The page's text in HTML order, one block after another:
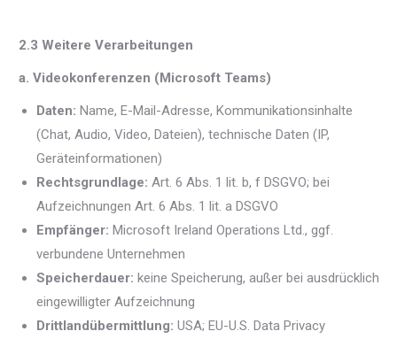
2.3 Weitere Verarbeitungen
a. Videokonferenzen (Microsoft Teams)
Daten: Name, E-Mail-Adresse, Kommunikationsinhalte
(Chat, Audio, Video, Dateien), technische Daten (IP,
Geräteinformationen)
Rechtsgrundlage: Art. 6 Abs. 1 lit. b, f DSGVO; bei
Aufzeichnungen Art. 6 Abs. 1 lit. a DSGVO
Empfänger: Microsoft Ireland Operations Ltd., ggf.
verbundene Unternehmen
Speicherdauer: keine Speicherung, außer bei ausdrücklich
eingewilligter Aufzeichnung
Drittlandübermittlung: USA; EU-U.S. Data Privacy